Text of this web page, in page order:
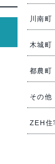
川南町
木城町
都農町
その他
ZEH住